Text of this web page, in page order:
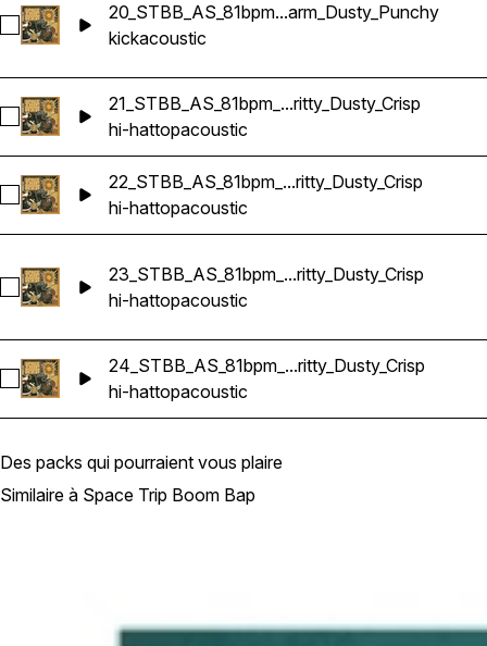
Sélectionnez
20_STBB_AS_81bpm...arm_Dusty_Punchy
kickacoustic
Sélectionnez
21_STBB_AS_81bpm_...ritty_Dusty_Crisp
hi-hattopacoustic
Sélectionnez
22_STBB_AS_81bpm_...ritty_Dusty_Crisp
hi-hattopacoustic
Sélectionnez
23_STBB_AS_81bpm_...ritty_Dusty_Crisp
hi-hattopacoustic
Sélectionnez
24_STBB_AS_81bpm_...ritty_Dusty_Crisp
hi-hattopacoustic
Des packs qui pourraient vous plaire
Similaire à Space Trip Boom Bap